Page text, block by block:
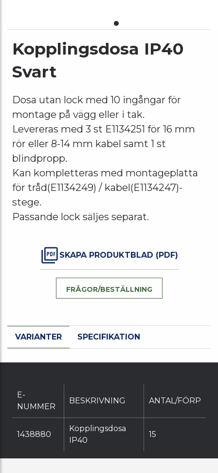
Kopplingsdosa IP40
Svart
Dosa utan lock med 10 ingångar för
montage på vägg eller i tak.
Levereras med 3 st E1134251 för 16 mm
rör eller 8-14 mm kabel samt 1 st
blindpropp.
Kan kompletteras med montageplatta
för tråd(E1134249) / kabel(E1134247)-
stege.
Passande lock säljes separat.
SKAPA PRODUKTBLAD (PDF)
FRÅGOR/BESTÄLLNING
VARIANTER SPECIFIKATION
E-
NUMMER
BESKRIVNING ANTAL/FÖRP
1438880
Kopplingsdosa
IP40
15